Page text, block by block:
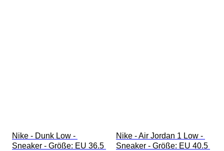
Nike - Dunk Low -
Sneaker - Größe: EU 36.5
Nike - Air Jordan 1 Low -
Sneaker - Größe: EU 40.5